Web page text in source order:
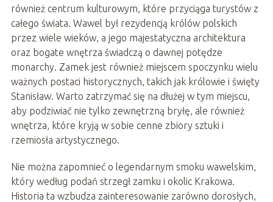
również centrum kulturowym, które przyciąga turystów z
całego świata. Wawel był rezydencją królów polskich
przez wiele wieków, a jego majestatyczna architektura
oraz bogate wnętrza świadczą o dawnej potędze
monarchy. Zamek jest również miejscem spoczynku wielu
ważnych postaci historycznych, takich jak królowie i święty
Stanisław. Warto zatrzymać się na dłużej w tym miejscu,
aby podziwiać nie tylko zewnętrzną bryłę, ale również
wnętrza, które kryją w sobie cenne zbiory sztuki i
rzemiosła artystycznego.
Nie można zapomnieć o legendarnym smoku wawelskim,
który według podań strzegł zamku i okolic Krakowa.
Historia ta wzbudza zainteresowanie zarówno dorosłych,